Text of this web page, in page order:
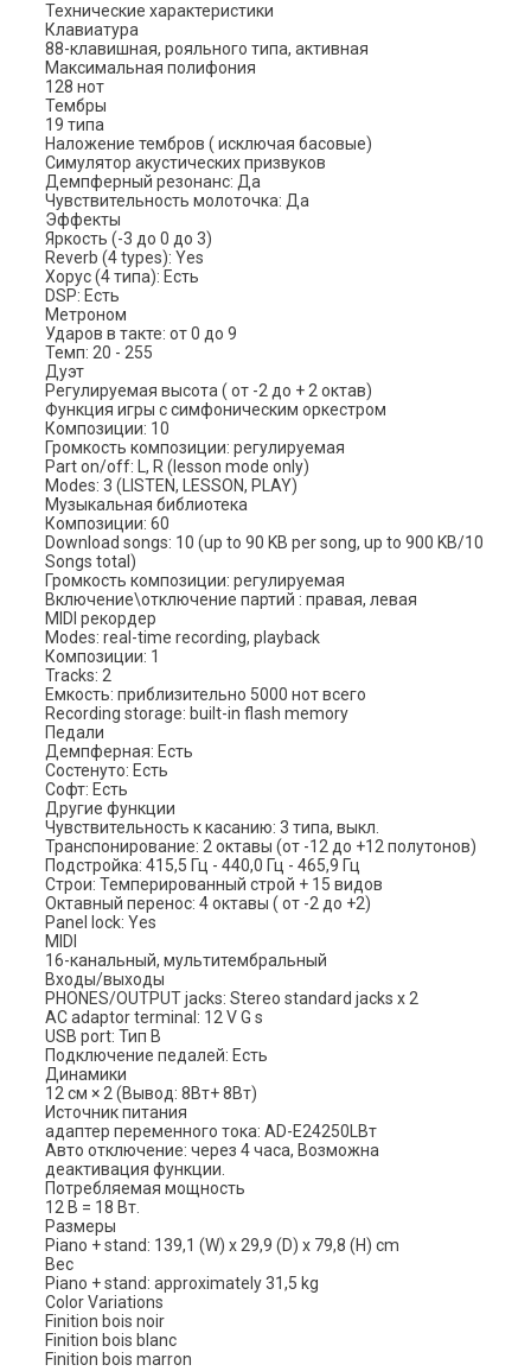
Технические характеристики
Клавиатура
88-клавишная, рояльного типа, активная
Максимальная полифония
128 нот
Тембры
19 типа
Наложение тембров ( исключая басовые)
Симулятор акустических призвуков
Демпферный резонанс: Да
Чувствительность молоточка: Да
Эффекты
Яркость (-3 до 0 до 3)
Reverb (4 types): Yes
Хорус (4 типа): Есть
DSP: Есть
Метроном
Ударов в такте: от 0 до 9
Темп: 20 - 255
Дуэт
Регулируемая высота ( от -2 до + 2 октав)
Функция игры с симфоническим оркестром
Композиции: 10
Громкость композиции: регулируемая
Part on/off: L, R (lesson mode only)
Modes: 3 (LISTEN, LESSON, PLAY)
Музыкальная библиотека
Композиции: 60
Download songs: 10 (up to 90 KB per song, up to 900 KB/10
Songs total)
Громкость композиции: регулируемая
Включение\отключение партий : правая, левая
MIDI рекордер
Modes: real-time recording, playback
Композиции: 1
Tracks: 2
Емкость: приблизительно 5000 нот всего
Recording storage: built-in flash memory
Педали
Демпферная: Есть
Состенуто: Есть
Софт: Есть
Другие функции
Чувствительность к касанию: 3 типа, выкл.
Транспонирование: 2 октавы (от -12 до +12 полутонов)
Подстройка: 415,5 Гц - 440,0 Гц - 465,9 Гц
Строи: Темперированный строй + 15 видов
Октавный перенос: 4 октавы ( от -2 до +2)
Panel lock: Yes
MIDI
16-канальный, мультитембральный
Входы/выходы
PHONES/OUTPUT jacks: Stereo standard jacks x 2
AC adaptor terminal: 12 V G s
USB port: Тип B
Подключение педалей: Есть
Динамики
12 см × 2 (Вывод: 8Вт+ 8Вт)
Источник питания
адаптер переменного тока: AD-E24250LВт
Авто отключение: через 4 часа, Возможна
деактивация функции.
Потребляемая мощность
12 В = 18 Вт.
Размеры
Piano + stand: 139,1 (W) x 29,9 (D) x 79,8 (H) cm
Вес
Piano + stand: approximately 31,5 kg
Color Variations
Finition bois noir
Finition bois blanc
Finition bois marron